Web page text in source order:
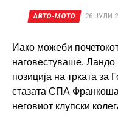
АВТО-МОТО 26 ЈУЛИ
Иако можеби
наговестуваше. Ландо
позиција на трката за
стазата СПА
неговиот клупски